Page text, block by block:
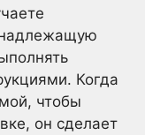
Когда
чтобы
он сделает